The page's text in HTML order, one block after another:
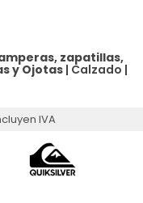
zapatillas,
y Ojotas | Calzado |
IVA